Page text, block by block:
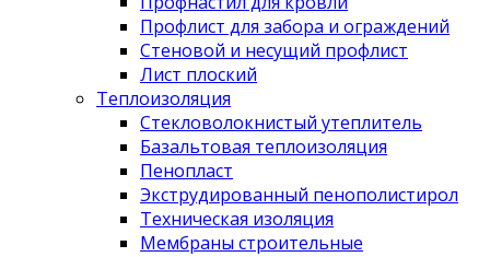
Профлист для забора и ограждений
Стеновой и несущий профлист
Лист плоский
Теплоизоляция
Стекловолокнистый утеплитель
Базальтовая теплоизоляция
Пенопласт
Экструдированный пенополистирол
Техническая изоляция
Мембраны строительные